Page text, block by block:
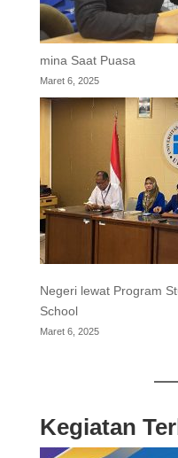
mina Saat Puasa
Maret 6, 2025
Negeri lewat Program
School
Maret 6, 2025
Kegiatan